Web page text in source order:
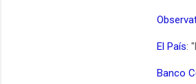
El País:
Banco